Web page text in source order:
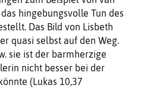
hingebungsvolle Tun des
Das Bild von Lisbeth
quasi selbst auf den Weg.
sie ist der barmherzige
nicht besser bei der
(Lukas 10,37